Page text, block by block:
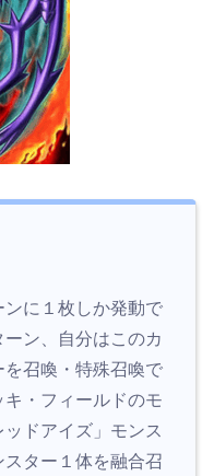
に１枚しか発動で
ン、自分はこのカ
召喚・特殊召喚で
・フィールドのモ
ドアイズ」モンス
ター１体を融合召